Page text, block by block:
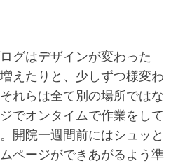
グはデザインが変わった
えたりと、少しずつ様変わ
れらは全て別の場所ではな
でオンタイムで作業をして
開院一週間前にはシュッと
ページができあがるよう準